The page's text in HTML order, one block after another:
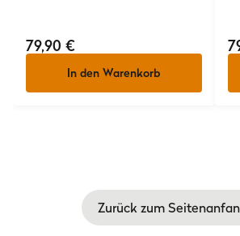
79,90 €
In den Warenkorb
Zurück zum